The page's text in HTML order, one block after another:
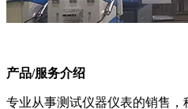
产品/服务介绍
专业从事测试仪器仪表的销售